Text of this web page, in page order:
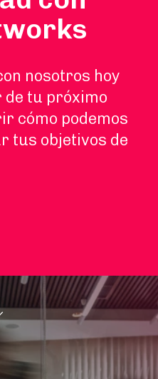
nosotros hoy
tu próximo
cómo podemos
tus objetivos de